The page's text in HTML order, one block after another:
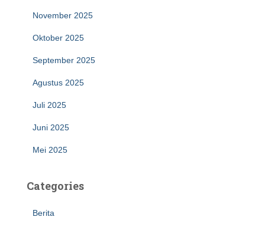
November 2025
Oktober 2025
September 2025
Agustus 2025
Juli 2025
Juni 2025
Mei 2025
Categories
Berita